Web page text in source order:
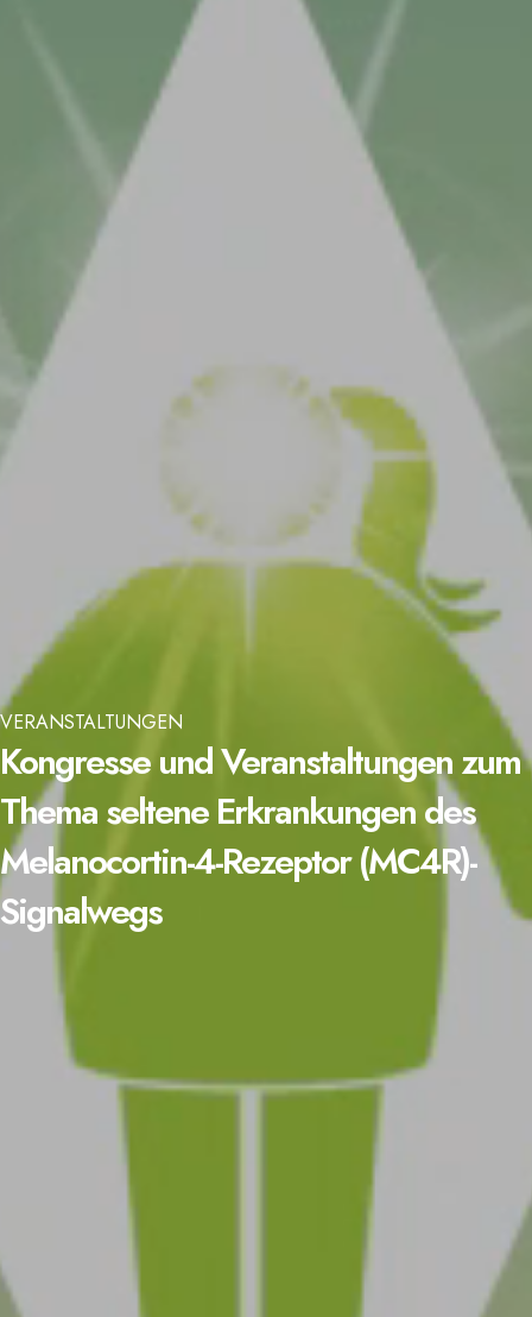
VERANSTALTUNGEN
Kongresse und Veranstaltungen zum
Thema seltene Erkrankungen des
Melanocortin-4-Rezeptor (MC4R)-
Signalwegs